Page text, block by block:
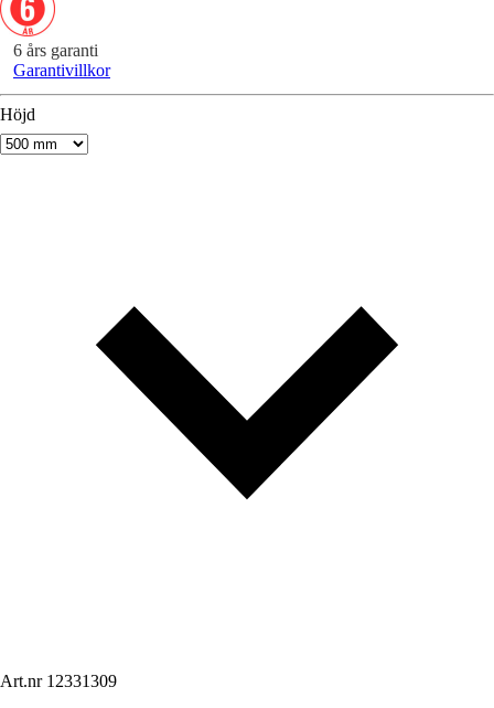
6 års garanti
Garantivillkor
Höjd
Art.nr 12331309